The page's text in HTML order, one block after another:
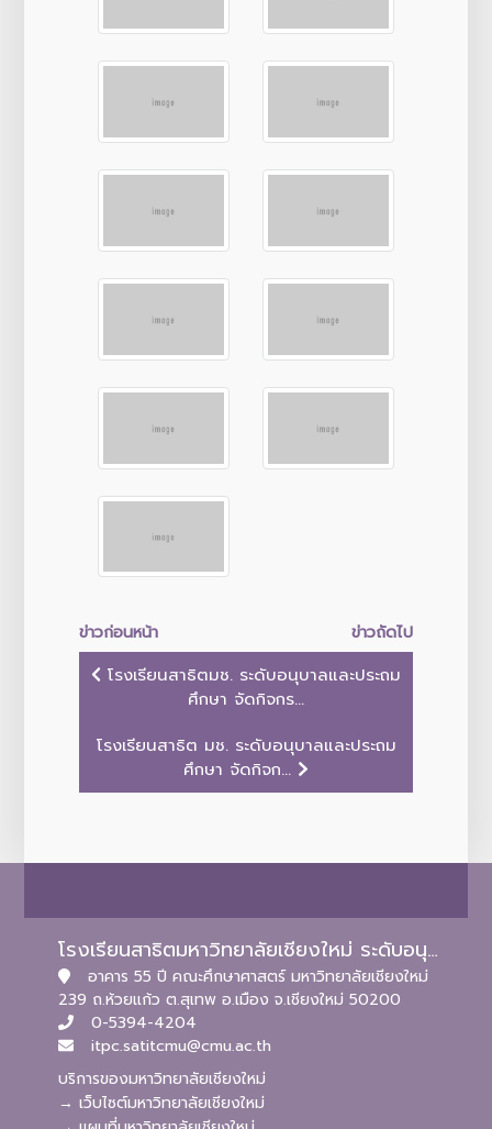
ข่าวก่อนหน้า
ข่าวถัดไป
โรงเรียนสาธิตมช. ระดับอนุบาลและประถม
ศึกษา จัดกิจกร...
โรงเรียนสาธิต มช. ระดับอนุบาลและประถม
ศึกษา จัดกิจก...
โรงเรียนสาธิตมหาวิทยาลัยเชียงใหม่ ระดับอนุบาลและประถมศึกษา
อาคาร 55 ปี คณะศึกษาศาสตร์ มหาวิทยาลัยเชียงใหม่
239 ถ.ห้วยแก้ว ต.สุเทพ อ.เมือง จ.เชียงใหม่ 50200
0-5394-4204
itpc.satitcmu@cmu.ac.th
บริการของมหาวิทยาลัยเชียงใหม่
→ เว็บไซต์มหาวิทยาลัยเชียงใหม่